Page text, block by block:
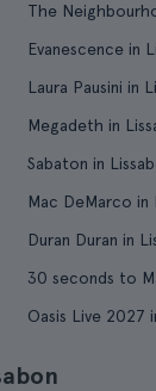
The
Evanescence in
Laura Pausini in
Megadeth in
Sabaton in
Mac DeMarco in
Duran Duran in
30 seconds to
Oasis Live 2027